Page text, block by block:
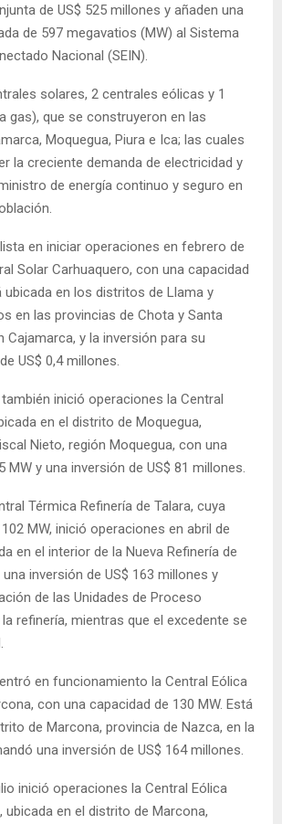
de US$ 525 millones y añaden una
de 597 megavatios (MW) al Sistema
Nacional (SEIN).
solares, 2 centrales eólicas y 1
gas), que se construyeron en las
Moquegua, Piura e Ica; las cuales
la creciente demanda de electricidad y
de energía continuo y seguro en
en iniciar operaciones en febrero de
Solar Carhuaquero, con una capacidad
ubicada en los distritos de Llama y
en las provincias de Chota y Santa
Cajamarca, y la inversión para su
US$ 0,4 millones.
inició operaciones la Central
en el distrito de Moquegua,
Nieto, región Moquegua, con una
MW y una inversión de US$ 81 millones.
Térmica Refinería de Talara, cuya
MW, inició operaciones en abril de
en el interior de la Nueva Refinería de
inversión de US$ 163 millones y
de las Unidades de Proceso
refinería, mientras que el excedente se
en funcionamiento la Central Eólica
con una capacidad de 130 MW. Está
de Marcona, provincia de Nazca, en la
una inversión de US$ 164 millones.
inició operaciones la Central Eólica
ubicada en el distrito de Marcona,